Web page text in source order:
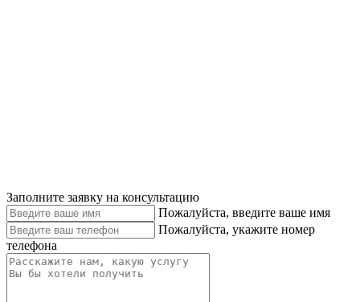
Заполните заявку на консультацию
Пожалуйста, введите ваше имя
Пожалуйста, укажите номер
телефона